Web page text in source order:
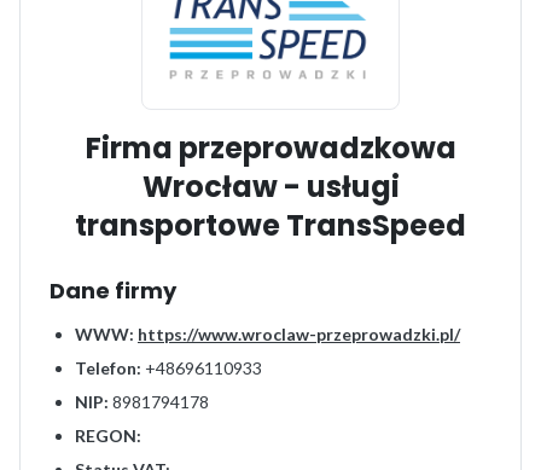
Firma przeprowadzkowa
Wrocław - usługi
transportowe TransSpeed
Dane firmy
WWW: https://www.wroclaw-przeprowadzki.pl/
Telefon: +48696110933
NIP: 8981794178
REGON: